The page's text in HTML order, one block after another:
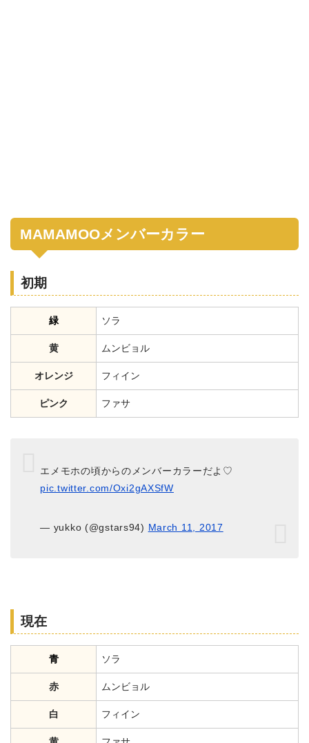
MAMAMOOメンバーカラー
初期
緑 ソラ
黄 ムンビョル
オレンジ フィイン
ピンク ファサ
エメモホの頃からのメンバーカラーだよ♡
pic.twitter.com/Oxi2gAXSfW
— yukko (@gstars94) March 11, 2017
現在
青 ソラ
赤 ムンビョル
白 フィイン